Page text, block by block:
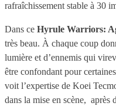
rafraîchissement stable à 30
Dans ce Hyrule Warriors:
très beau. À chaque coup
lumière et d’ennemis qui
être confondant pour
voit l’expertise de Koei
dans la mise en scène, après